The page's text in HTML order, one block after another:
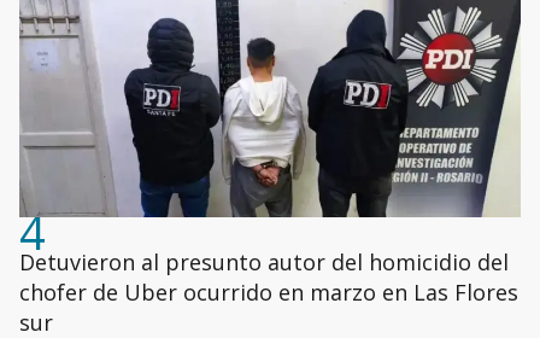
4
Detuvieron al presunto autor del homicidio del
chofer de Uber ocurrido en marzo en Las Flores
sur